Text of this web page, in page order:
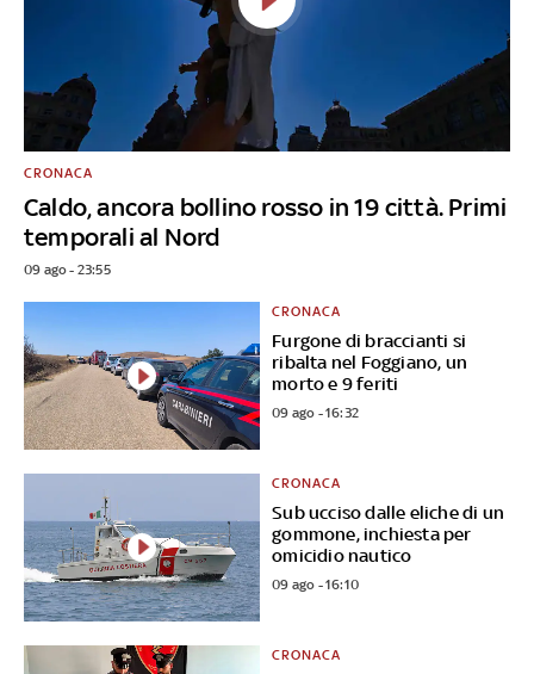
Caldo, ancora bollino rosso in 19 città. Primi
temporali al Nord
CRONACA
09 ago - 23:55
Furgone di braccianti si
ribalta nel Foggiano, un
morto e 9 feriti
CRONACA
09 ago - 16:32
Sub ucciso dalle eliche di un
gommone, inchiesta per
omicidio nautico
CRONACA
09 ago - 16:10
CRONACA